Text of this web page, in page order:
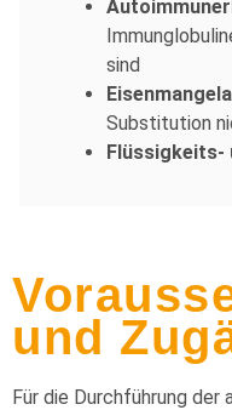
sind
Substitution
Flüssigkeits-
und
Für die Durchführung